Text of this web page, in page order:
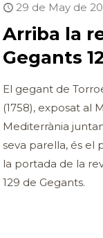
29 de May de
Arriba la
Gegants
El gegant de
(1758), exposat al
Mediterrània
seva parella, és el
la portada de la
129 de Gegants.